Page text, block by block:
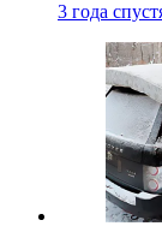
3 года